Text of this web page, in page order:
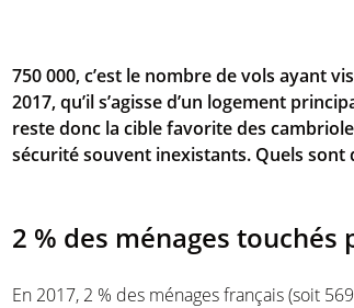
750 000, c’est le nombre de vols ayant
2017, qu’il s’agisse d’un logement
reste donc la cible favorite des
sécurité souvent inexistants. Quels sont
2 % des ménages
En 2017, 2 % des ménages français (soit